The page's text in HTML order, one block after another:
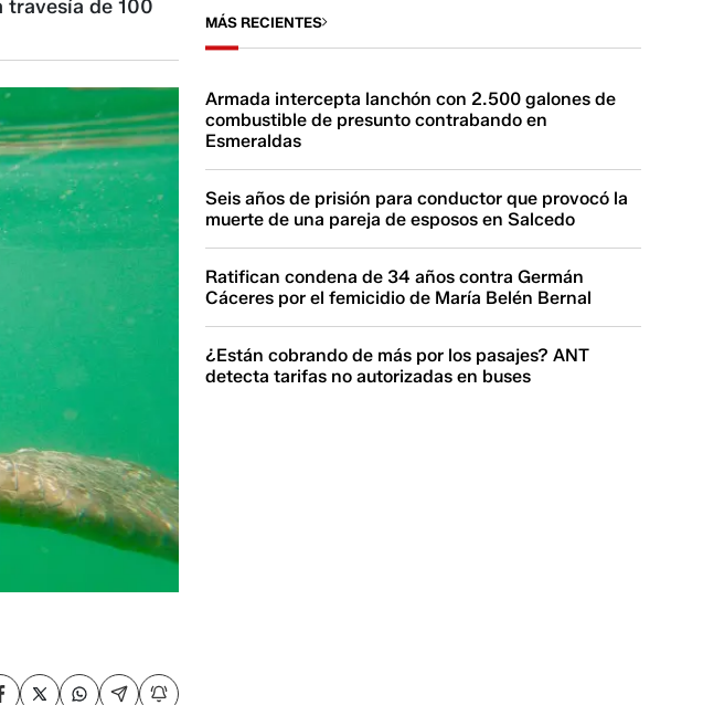
de 100
MÁS RECIENTES
Armada intercepta lanchón con 2.500 galones de
combustible de presunto contrabando en
Esmeraldas
Seis años de prisión para conductor que provocó la
muerte de una pareja de esposos en Salcedo
Ratifican condena de 34 años contra Germán
Cáceres por el femicidio de María Belén Bernal
¿Están cobrando de más por los pasajes? ANT
detecta tarifas no autorizadas en buses